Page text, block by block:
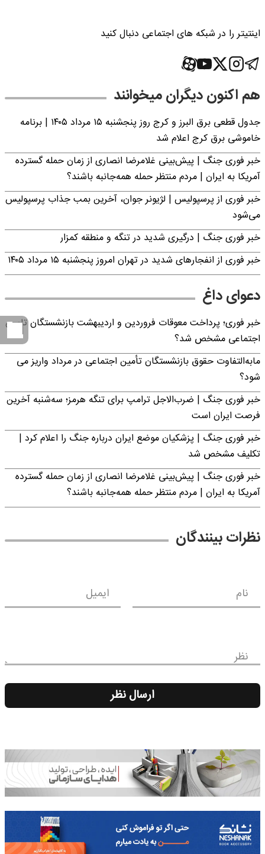
اینتیتر را در شبکه های اجتماعی دنبال کنید
هم اکنون دیگران میخوانند
جدول قطعی برق البرز و کرج روز پنجشنبه ۱۵ مرداد ۱۴۰۵ | برنامه
خاموشی برق کرج اعلام شد
خبر فوری جنگ | پیش‌بینی غلامرضا انصاری از زمان حمله گسترده
آمریکا به ایران | مردم منتظر حمله همه‌جانبه باشند؟
خبر فوری از پرسپولیس | لژیونر جوان، آخرین بمب جذاب پرسپولیس
می‌شود
خبر فوری جنگ | درگیری شدید در تنگه و منطقه کمزار
خبر فوری از انفجارهای شدید در تهران امروز پنجشنبه ۱۵ مرداد ۱۴۰۵
دعوای داغ
خبر فوری؛ پرداخت معوقات فروردین و اردیبهشت بازنشستگان تامین
اجتماعی مشخص شد؟
مابه‌التفاوت حقوق بازنشستگان تأمین اجتماعی در مرداد واریز می
شود؟
خبر فوری جنگ | ضرب‌الاجل ترامپ برای تنگه هرمز؛ سه‌شنبه آخرین
فرصت ایران است
خبر فوری جنگ | پزشکیان موضع ایران درباره جنگ را اعلام کرد |
تکلیف مشخص شد
خبر فوری جنگ | پیش‌بینی غلامرضا انصاری از زمان حمله گسترده
آمریکا به ایران | مردم منتظر حمله همه‌جانبه باشند؟
نظرات بینندگان
نام ایمیل
نظر
ارسال نظر